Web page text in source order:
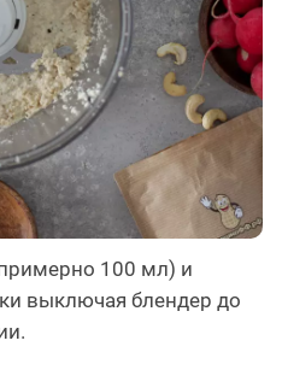
100 мл) и
выключая блендер до